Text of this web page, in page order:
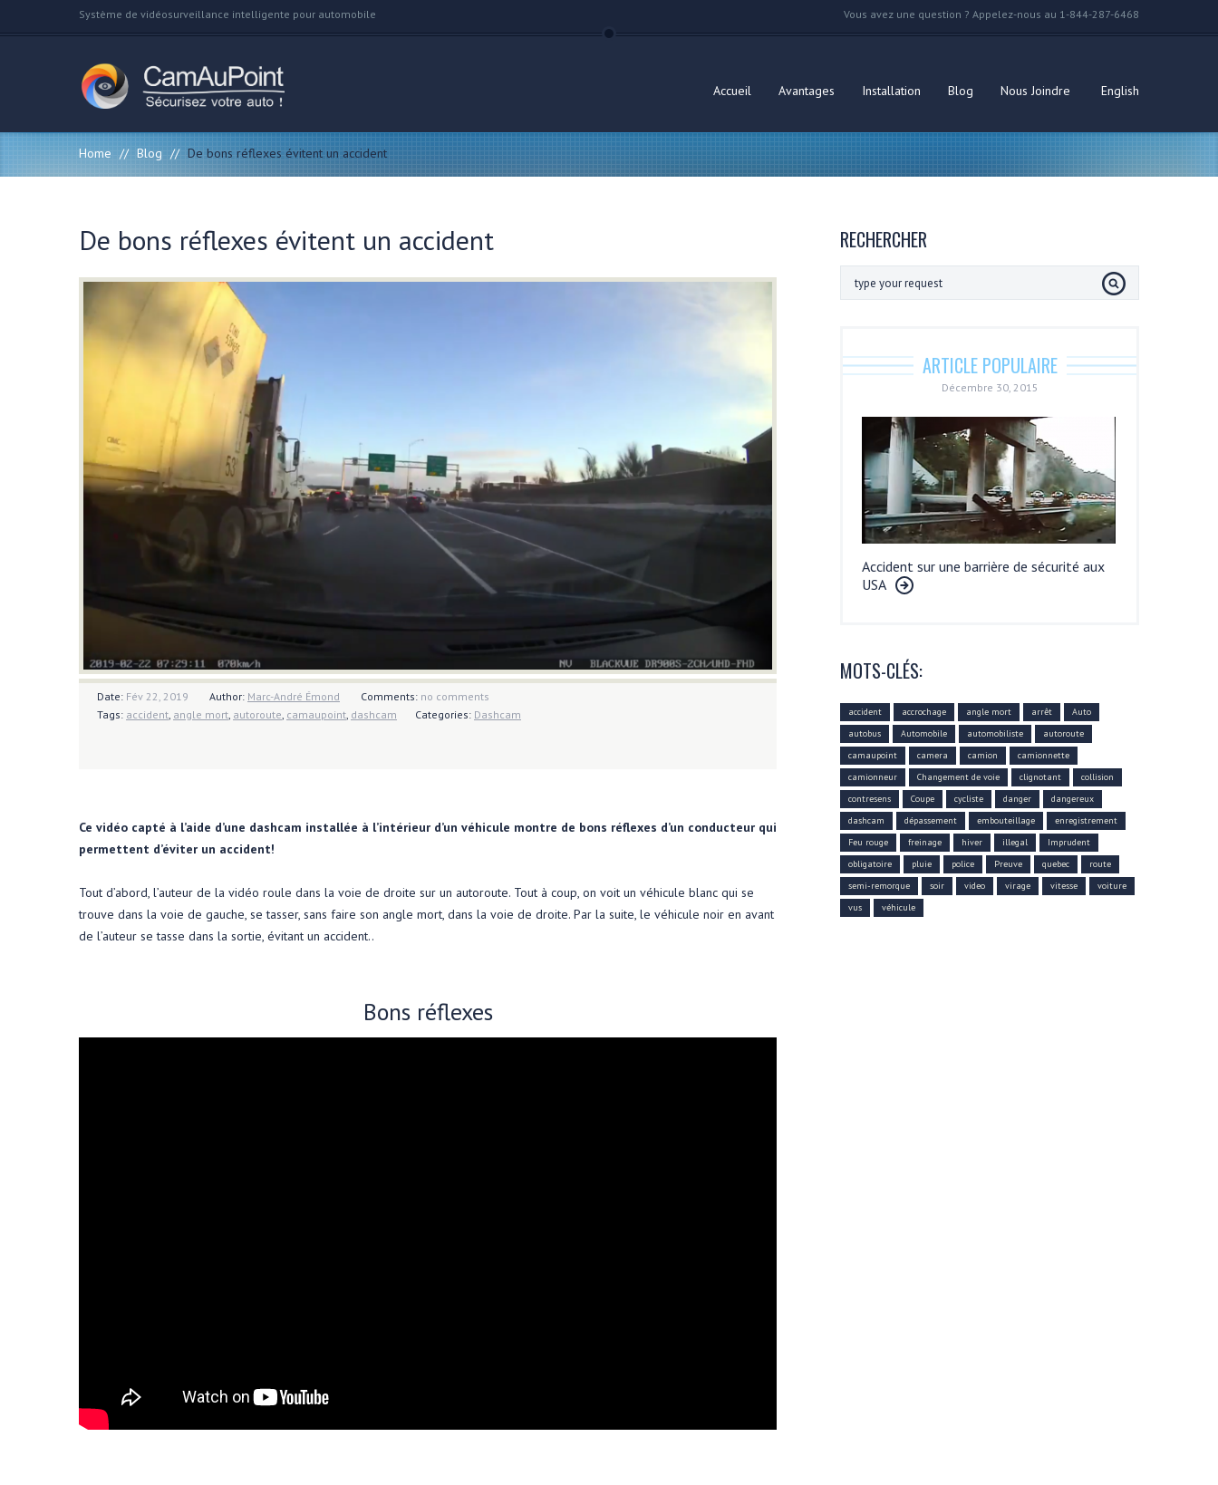
Système de vidéosurveillance intelligente pour automobile Vous avez une question ? Appelez-nous au 1-844-287-6468
Accueil Avantages Installation Blog Nous Joindre English
Home // Blog // De bons réflexes évitent un accident
De bons réflexes évitent un accident
Date: Fév 22, 2019 Author: Marc-André Émond Comments: no comments
Tags: accident angle mort autoroute camaupoint dashcam Categories: Dashcam
Ce vidéo capté à l’aide d’une dashcam installée à l’intérieur d’un véhicule montre de bons réflexes d’un conducteur qui
permettent d’éviter un accident!
Tout d’abord, l’auteur de la vidéo roule dans la voie de droite sur un autoroute. Tout à coup, on voit un véhicule blanc qui se
trouve dans la voie de gauche, se tasser, sans faire son angle mort, dans la voie de droite. Par la suite, le véhicule noir en avant
de l’auteur se tasse dans la sortie, évitant un accident..
Bons réflexes
RECHERCHER
ARTICLE POPULAIRE
Décembre 30, 2015
Accident sur une barrière de sécurité aux
USA
MOTS-CLÉS:
accident accrochage angle mort arrêt
Auto
autobus
Automobile automobiliste
autoroute
camaupoint
camera camion
camionnette
camionneur
Changement de voie clignotant
collision
contresens
Coupe cycliste danger
dangereux
dashcam
dépassement embouteillage
enregistrement
Feu rouge
freinage hiver illegal
Imprudent
obligatoire
pluie police Preuve quebec
route
semi-remorque
soir video virage vitesse
voiture
vus
véhicule